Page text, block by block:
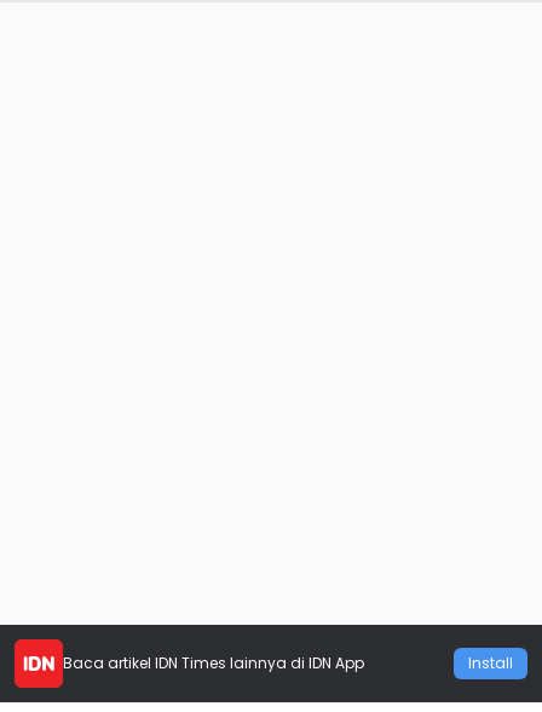
Baca artikel IDN Times lainnya di IDN App Install